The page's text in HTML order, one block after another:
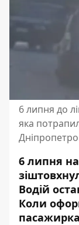
6 липня до
яка
6 липня на
Водій
Коли